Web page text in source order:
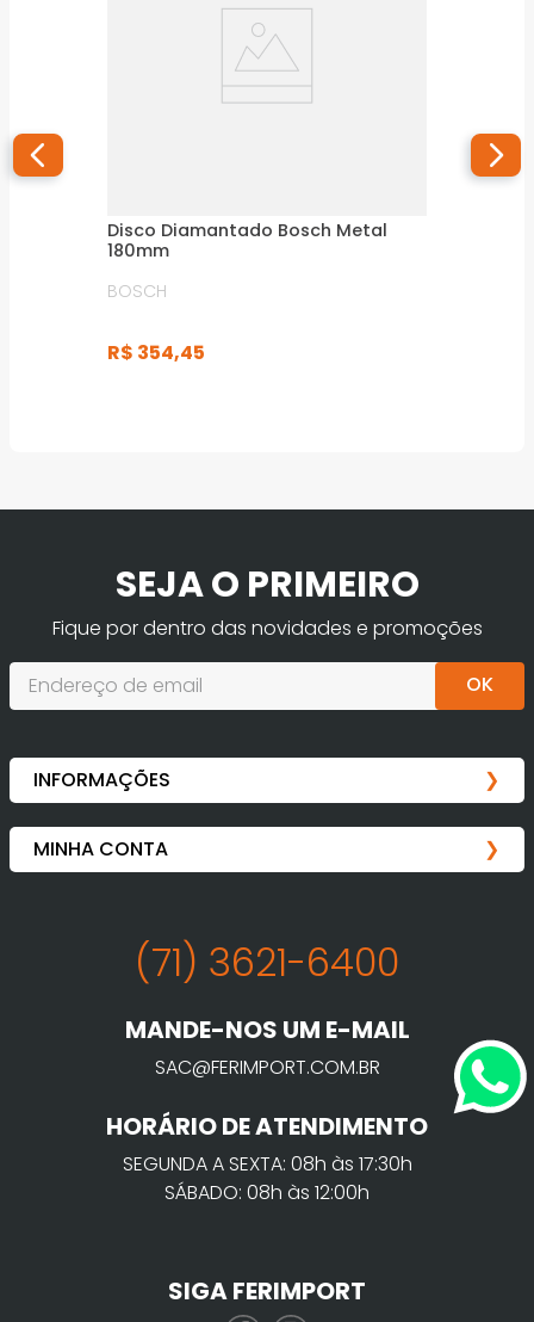
Disco Diamantado Bosch Metal
180mm
BOSCH
R$ 354,45
SEJA O PRIMEIRO
Fique por dentro das novidades e promoções
OK
(71) 3621-6400
MANDE-NOS UM E-MAIL
SAC@FERIMPORT.COM.BR
HORÁRIO DE ATENDIMENTO
SEGUNDA A SEXTA: 08h às 17:30h
SÁBADO: 08h às 12:00h
SIGA FERIMPORT